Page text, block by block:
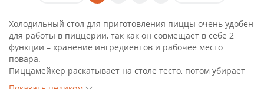
Холодильный стол для приготовления пиццы очень удобен
для работы в пиццерии, так как он совмещает в себе 2
функции – хранение ингредиентов и рабочее место
повара.
Пиццамейкер раскатывает на столе тесто, потом убирает